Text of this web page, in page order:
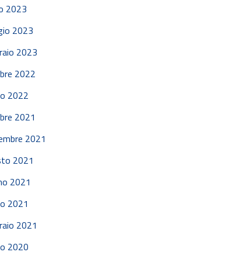
2023
2023
2023
2022
2022
2021
2021
2021
2021
2021
2021
2020